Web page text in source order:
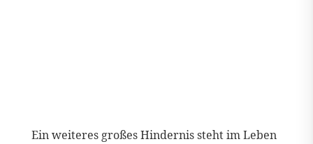
Ein weiteres großes Hindernis steht im Leben